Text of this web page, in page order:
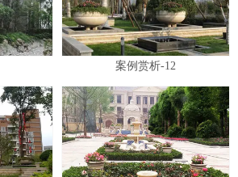
案例赏析-12